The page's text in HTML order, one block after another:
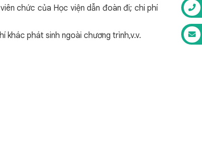
chức của Học viện dẫn đoàn đi; chi phí
khác phát sinh ngoài chương trình,v.v.